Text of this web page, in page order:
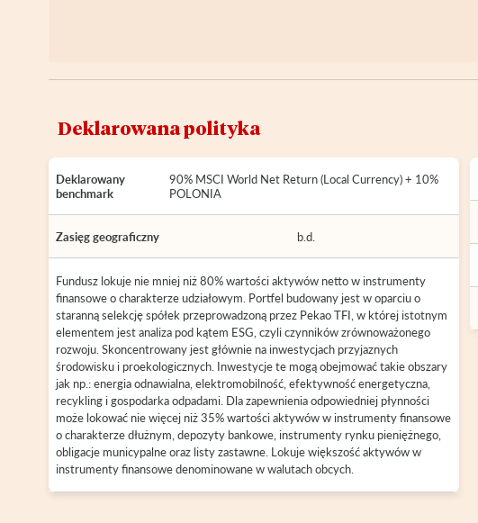
Deklarowana polityka
Deklarowany
benchmark
90% MSCI World Net Return (Local Currency) + 10%
POLONIA
Zasięg geograficzny b.d.
Fundusz lokuje nie mniej niż 80% wartości aktywów netto w instrumenty
finansowe o charakterze udziałowym. Portfel budowany jest w oparciu o
staranną selekcję spółek przeprowadzoną przez Pekao TFI, w której istotnym
elementem jest analiza pod kątem ESG, czyli czynników zrównoważonego
rozwoju. Skoncentrowany jest głównie na inwestycjach przyjaznych
środowisku i proekologicznych. Inwestycje te mogą obejmować takie obszary
jak np.: energia odnawialna, elektromobilność, efektywność energetyczna,
recykling i gospodarka odpadami. Dla zapewnienia odpowiedniej płynności
może lokować nie więcej niż 35% wartości aktywów w instrumenty finansowe
o charakterze dłużnym, depozyty bankowe, instrumenty rynku pieniężnego,
obligacje municypalne oraz listy zastawne. Lokuje większość aktywów w
instrumenty finansowe denominowane w walutach obcych.